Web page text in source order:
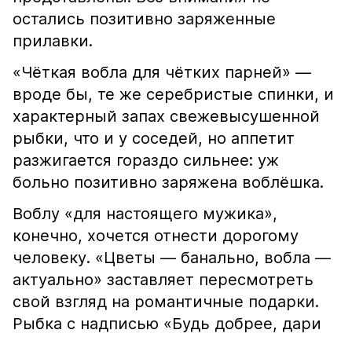
остались позитивно заряженные
прилавки.
«Чёткая вобла для чётких парней» —
вроде бы, те же серебристые спинки, и
характерный запах свежевысушенной
рыбки, что и у соседей, но аппетит
разжигается гораздо сильнее: уж
больно позитивно заряжена воблёшка.
Воблу «для настоящего мужика»,
конечно, хочется отнести дорогому
человеку. «Цветы — банально, вобла —
актуально» заставляет пересмотреть
свой взгляд на романтичные подарки.
Рыбка с надписью «Будь добрее, дари